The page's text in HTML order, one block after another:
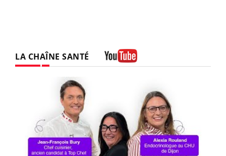
LA CHAÎNE SANTÉ